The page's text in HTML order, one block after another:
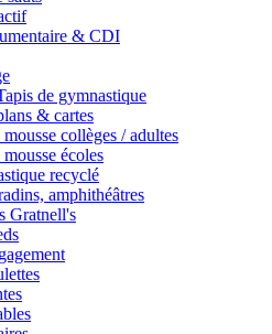
& CDI
de gymnastique
& cartes
collèges / adultes
écoles
recyclé
amphithéâtres
Gratnell's